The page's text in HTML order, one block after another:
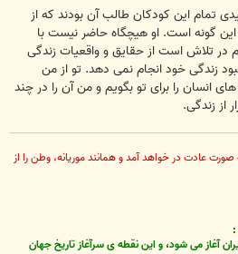
تمام این کودکان طالب آن بودند که از
گونه است. او هیچگاه حاضر نیست با
در تلاش است از حقایق و واقعیات زندگی
زندگی خود انجام نمی دهد. تو از من
انسان را برای تو بگویم و من آن را در چند
از زندگی.
عادت در خواهد آمد و همانند موريانه، وطن را از
آغاز می شود، و این نقطه ی سرآغاز تاریخ جهان